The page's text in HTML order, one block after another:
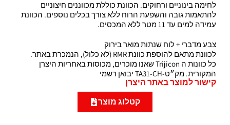
לחימה בינוניים ורחוקים. הכוונת כוללת מכווננים חיצוניים
להתאמות גובה והשפעת הרוח ללא צורך בכלים נוספים. הכוונת
עמידה למים עד 11 מטר ללא המכסים.
צבע מדברי + לוח שנתות מואר בירוק
לכוונת מתאם להוספת כוונת RMR (לא כלול), הנמכרת באתר.
כל כוונות ה Trijicon שאנו מוכרים, מכוסות באחריות היצרן
המקורית. מק״ט-TA31-CH יבואן רשמי
קישור למוצר באתר היצרן
קטלוג מוצר